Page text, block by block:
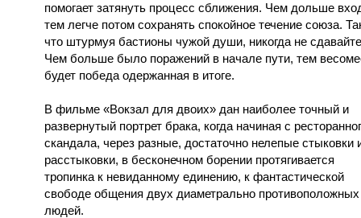
помогает затянуть процесс сближения. Чем дольше
тем легче потом сохранять спокойное течение союза.
что штурмуя бастионы чужой души, никогда не
Чем больше было поражений в начале пути, тем
будет победа одержанная в итоге.
В фильме «Вокзал для двоих» дан наиболее точный и
развернутый портрет брака, когда начиная с
скандала, через разные, достаточно нелепые стыковки
расстыковки, в бесконечном борении протягивается
тропинка к невиданному единению, к фантастической
свободе общения двух диаметрально противоположных
людей.